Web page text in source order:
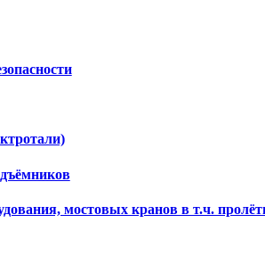
мостовых кранов в т.ч.